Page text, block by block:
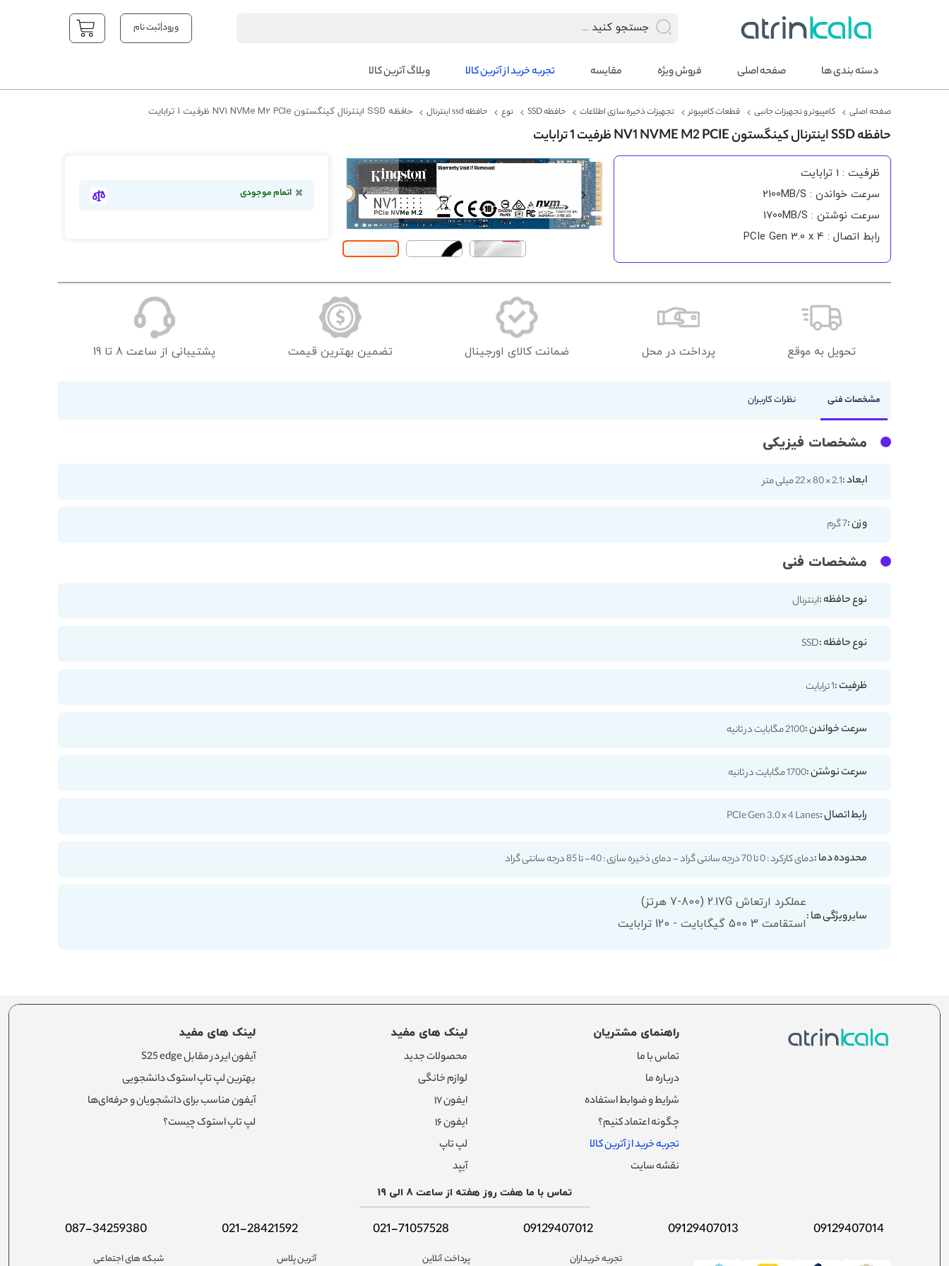
ورود|ثبت نام
YOUR CART
دسته بندی ها
صفحه اصلی فروش ویژه مقایسه تجربه خرید از آترین کالا وبلاگ آترین کالا
صفحه اصلی کامپیوتر و تجهیزات جانبی قطعات کامپیوتر تجهیزات ذخیره سازی اطلاعات حافظه SSD نوع حافظه ssd اینترنال حافظه SSD اینترنال کینگستون NV1 NVMe M2 PCIe ظرفیت 1 ترابایت
حافظه SSD اینترنال کینگستون NV1 NVME M2 PCIE ظرفیت 1 ترابایت
ظرفیت : 1 ترابایت
سرعت خواندن : 2100MB/S
سرعت نوشتن : 1700MB/S
رابط اتصال : PCIe Gen 3.0 x 4
رفتن
به
انتهای
گالری
تصاویر
به
اتمام موجودی
تحویل به موقع پرداخت در محل ضمانت کالای اورجینال تضمین بهترین قیمت پشتیبانی از ساعت 8 تا 19
مشخصات فنی نظرات کاربران
مشخصات فیزیکی
ابعاد :2.1 × 80 × 22 میلی متر
وزن :7 گرم
مشخصات فنی
نوع حافظه :اینترنال
نوع حافظه :SSD
ظرفیت :1 ترابایت
سرعت خواندن :2100 مگابایت در ثانیه
سرعت نوشتن :1700 مگابایت در ثانیه
رابط اتصال :PCIe Gen 3.0 x 4 Lanes
محدوده دما :دمای کارکرد : 0 تا 70 درجه سانتی گراد - دمای ذخیره سازی : 40- تا 85 درجه سانتی گراد
سایر ویژگی ها :
عملکرد ارتعاش 2.17G (7-800 هرتز)
استقامت 3 500 گیگابایت - 120 ترابایت
راهنمای مشتریان
تماس با ما
درباره ما
شرایط و ضوابط استفاده
چگونه اعتماد کنیم؟
تجربه خرید از آترین کالا
نقشه سایت
لینک های مفید
محصولات جدید
لوازم خانگی
ایفون ۱۷
ایفون ۱۶
لپ تاپ
آیپد
لینک های مفید
آیفون ایر در مقابل S25 edge
بهترین لپ تاپ استوک دانشجویی
آیفون مناسب برای دانشجویان و حرفه‌ای‌ها
لپ تاپ استوک چیست؟
تماس با ما هفت روز هفته از ساعت 8 الی 19
09129407014
09129407013
09129407012
021-71057528
021-28421592
087-34259380
تجربه خریداران پرداخت آنلاین آترین پلاس شبکه های اجتماعی